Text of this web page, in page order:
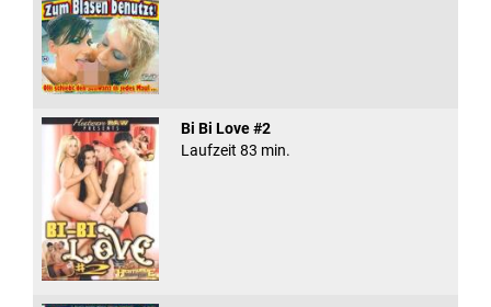
Bi Bi Love #2
Laufzeit 83 min.